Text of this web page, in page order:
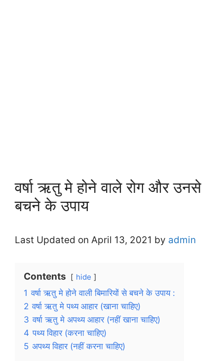
वर्षा ऋतु मे होने वाले रोग और उनसे
बचने के उपाय
Last Updated on April 13, 2021 by admin
Contents hide
1 वर्षा ऋतु मे होने वाली बिमारियों से बचने के उपाय :
2 वर्षा ऋतु मे पथ्य आहार (खाना चाहिए)
3 वर्षा ऋतु मे अपथ्य आहार (नहीं खाना चाहिए)
4 पथ्य विहार (करना चाहिए)
5 अपथ्य विहार (नहीं करना चाहिए)